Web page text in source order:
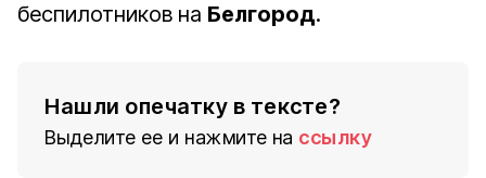
беспилотников на Белгород.
Нашли опечатку в тексте?
Выделите ее и нажмите на ссылку